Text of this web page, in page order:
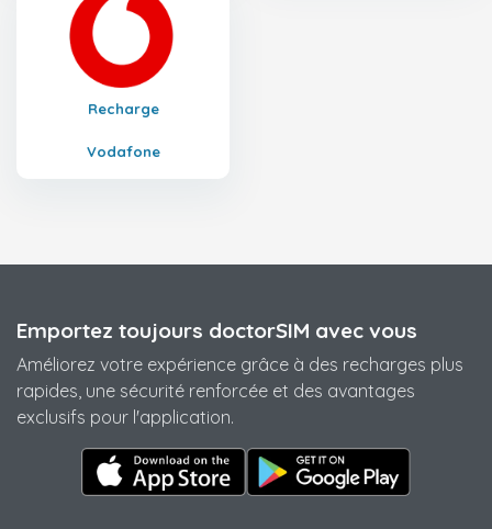
Recharge
Vodafone
Emportez toujours doctorSIM avec vous
Améliorez votre expérience grâce à des recharges plus
rapides, une sécurité renforcée et des avantages
exclusifs pour l'application.